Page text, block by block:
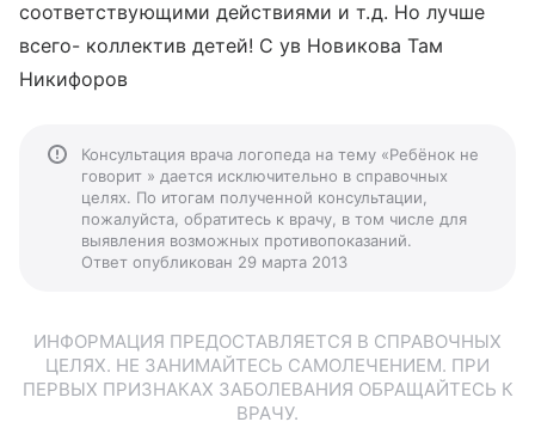
соответствующими действиями и т.д. Но лучше
всего- коллектив детей! С ув Новикова Там
Никифоров
Консультация врача логопеда на тему «Ребёнок не
говорит » дается исключительно в справочных
целях. По итогам полученной консультации,
пожалуйста, обратитесь к врачу, в том числе для
выявления возможных противопоказаний.
Ответ опубликован 29 марта 2013
ИНФОРМАЦИЯ ПРЕДОСТАВЛЯЕТСЯ В СПРАВОЧНЫХ
ЦЕЛЯХ. НЕ ЗАНИМАЙТЕСЬ САМОЛЕЧЕНИЕМ. ПРИ
ПЕРВЫХ ПРИЗНАКАХ ЗАБОЛЕВАНИЯ ОБРАЩАЙТЕСЬ К
ВРАЧУ.